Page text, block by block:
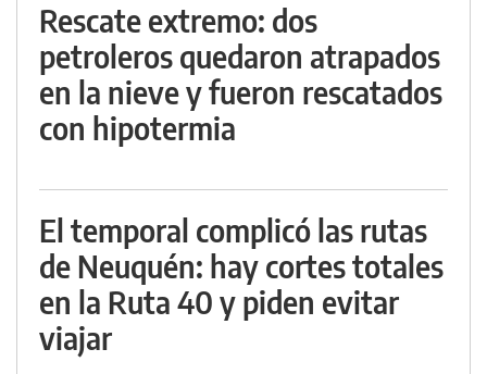
Rescate extremo: dos
petroleros quedaron atrapados
en la nieve y fueron rescatados
con hipotermia
El temporal complicó las rutas
de Neuquén: hay cortes totales
en la Ruta 40 y piden evitar
viajar